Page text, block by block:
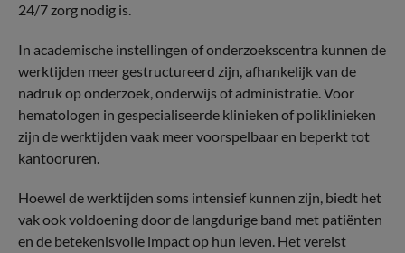
24/7 zorg nodig is.
In academische instellingen of onderzoekscentra kunnen de
werktijden meer gestructureerd zijn, afhankelijk van de
nadruk op onderzoek, onderwijs of administratie. Voor
hematologen in gespecialiseerde klinieken of poliklinieken
zijn de werktijden vaak meer voorspelbaar en beperkt tot
kantooruren.
Hoewel de werktijden soms intensief kunnen zijn, biedt het
vak ook voldoening door de langdurige band met patiënten
en de betekenisvolle impact op hun leven. Het vereist